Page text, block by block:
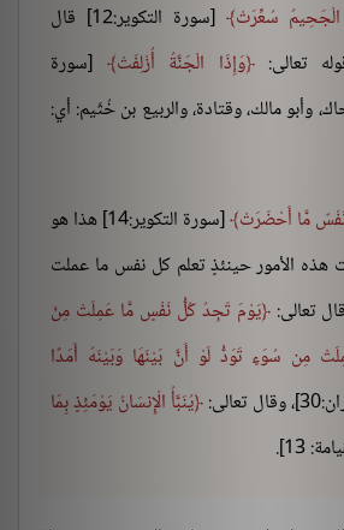
الْجَحِيمُ سُعِّرَتْ
[سورة التكوير:12] قال
تعالى: وَإِذَا الْجَنَّةُ أُزْلِفَتْ
[سورة
الضحاك، وأبو مالك، وقتادة، والربيع بن خُثَيم: أي:
مَّا أَحْضَرَتْ
[سورة التكوير:14] هذا هو
هذه الأمور حينئذٍ تعلم كل نفس ما عملت
تعالى: يَوْمَ تَجِدُ كُلُّ نَفْسٍ مَّا عَمِلَتْ مِنْ
مِن سُوَءٍ تَوَدُّ لَوْ أَنَّ بَيْنَهَا وَبَيْنَهُ أَمَدًا
يُنَبَّأُ الْإِنسَانُ يَوْمَئِذٍ بِمَا
13].